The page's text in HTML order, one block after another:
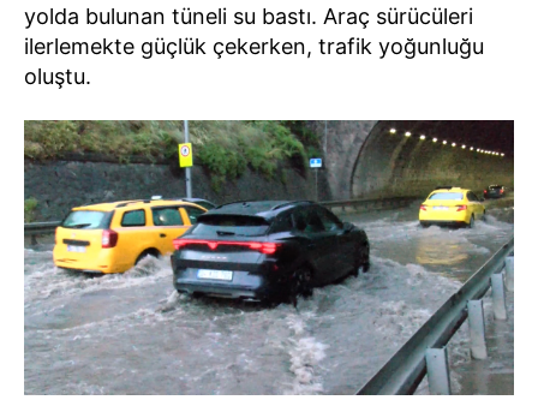
yolda bulunan tüneli su bastı. Araç sürücüleri
ilerlemekte güçlük çekerken, trafik yoğunluğu
oluştu.